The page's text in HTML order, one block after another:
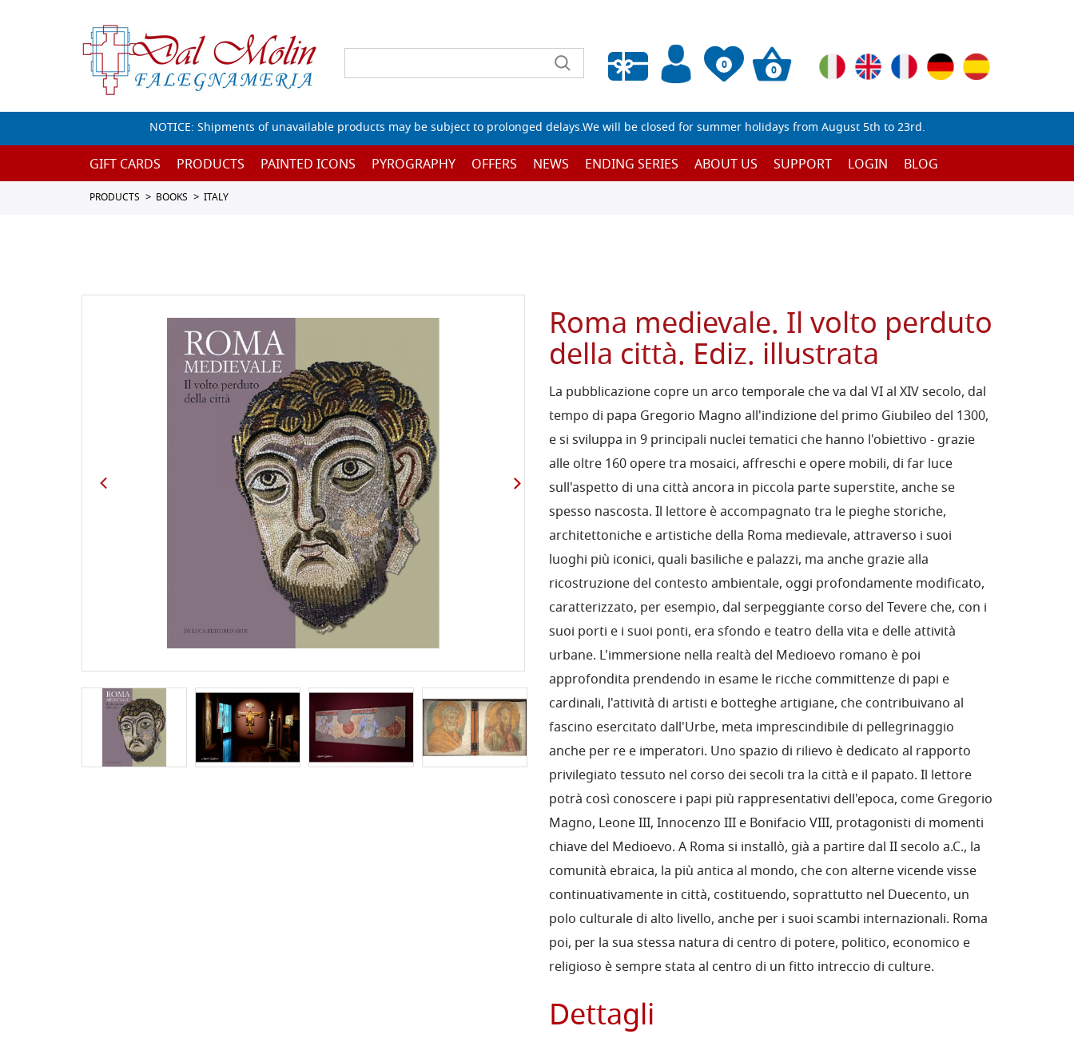
0
Empty wishlist
0
NOTICE: Shipments of unavailable products may be subject to prolonged delays.We will be closed for summer holidays from August 5th to 23rd.
GIFT CARDS PRODUCTS PAINTED ICONS PYROGRAPHY OFFERS NEWS ENDING SERIES ABOUT US SUPPORT LOGIN BLOG
PRODUCTS BOOKS ITALY
Roma medievale. Il volto perduto
della città. Ediz. illustrata
La pubblicazione copre un arco temporale che va dal VI al XIV secolo, dal
tempo di papa Gregorio Magno all'indizione del primo Giubileo del 1300,
e si sviluppa in 9 principali nuclei tematici che hanno l'obiettivo - grazie
alle oltre 160 opere tra mosaici, affreschi e opere mobili, di far luce
sull'aspetto di una città ancora in piccola parte superstite, anche se
spesso nascosta. Il lettore è accompagnato tra le pieghe storiche,
architettoniche e artistiche della Roma medievale, attraverso i suoi
luoghi più iconici, quali basiliche e palazzi, ma anche grazie alla
ricostruzione del contesto ambientale, oggi profondamente modificato,
caratterizzato, per esempio, dal serpeggiante corso del Tevere che, con i
suoi porti e i suoi ponti, era sfondo e teatro della vita e delle attività
urbane. L'immersione nella realtà del Medioevo romano è poi
approfondita prendendo in esame le ricche committenze di papi e
cardinali, l'attività di artisti e botteghe artigiane, che contribuivano al
fascino esercitato dall'Urbe, meta imprescindibile di pellegrinaggio
anche per re e imperatori. Uno spazio di rilievo è dedicato al rapporto
privilegiato tessuto nel corso dei secoli tra la città e il papato. Il lettore
potrà così conoscere i papi più rappresentativi dell'epoca, come Gregorio
Magno, Leone III, Innocenzo III e Bonifacio VIII, protagonisti di momenti
chiave del Medioevo. A Roma si installò, già a partire dal II secolo a.C., la
comunità ebraica, la più antica al mondo, che con alterne vicende visse
continuativamente in città, costituendo, soprattutto nel Duecento, un
polo culturale di alto livello, anche per i suoi scambi internazionali. Roma
poi, per la sua stessa natura di centro di potere, politico, economico e
religioso è sempre stata al centro di un fitto intreccio di culture.
Dettagli